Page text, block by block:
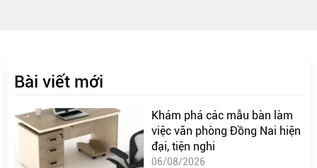
Bài viết mới
Khám phá các mẫu bàn làm
việc văn phòng Đồng Nai hiện
đại, tiện nghi
06/08/2026